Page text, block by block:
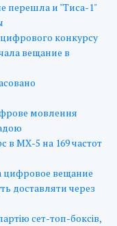
перешла и "Тиса-1"
цифрового конкурсу
вещание в
мовлення
в МХ-5 на 169 частот
цифровое вещание
доставляти через
сет-топ-боксів,